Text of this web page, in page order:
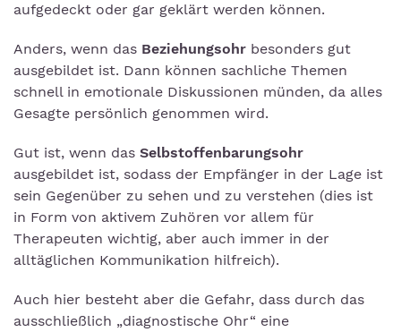
aufgedeckt oder gar geklärt werden können.
Anders, wenn das Beziehungsohr besonders gut
ausgebildet ist. Dann können sachliche Themen
schnell in emotionale Diskussionen münden, da alles
Gesagte persönlich genommen wird.
Gut ist, wenn das Selbstoffenbarungsohr
ausgebildet ist, sodass der Empfänger in der Lage ist
sein Gegenüber zu sehen und zu verstehen (dies ist
in Form von aktivem Zuhören vor allem für
Therapeuten wichtig, aber auch immer in der
alltäglichen Kommunikation hilfreich).
Auch hier besteht aber die Gefahr, dass durch das
ausschließlich „diagnostische Ohr“ eine